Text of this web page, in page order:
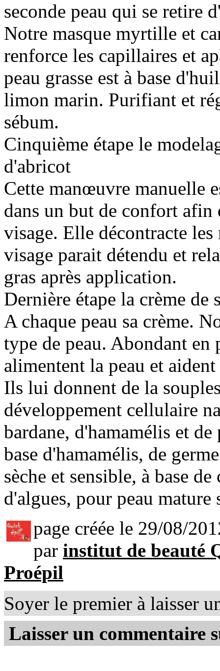
seconde peau qui se retire
Notre masque myrtille et
renforce les capillaires et
peau grasse est à base
limon marin. Purifiant et
sébum.
Cinquième étape le
d'abricot
Cette manœuvre manuelle
dans un but de confort afin
visage. Elle décontracte
visage parait détendu et
gras après application.
Dernière étape la crème
A chaque peau sa crème.
type de peau. Abondant
alimentent la peau et
Ils lui donnent de la
développement cellulaire
bardane, d'hamamélis et
base d'hamamélis, de
sèche et sensible, à base
d'algues, pour peau mature
page créée le 29/08/
par institut de beauté
Proépil
Soyer le premier à laisser
Laisser un commentaire